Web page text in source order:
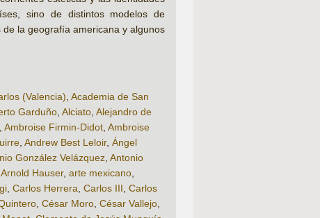
sino de distintos modelos de
la geografía americana y algunos
(Valencia), Academia de San
Garduño, Alciato, Alejandro de
, Ambroise Firmin-Didot, Ambroise
, Andrew Best Leloir, Ángel
González Velázquez, Antonio
Arnold Hauser, arte mexicano,
, Carlos Herrera, Carlos III, Carlos
, César Moro, César Vallejo,